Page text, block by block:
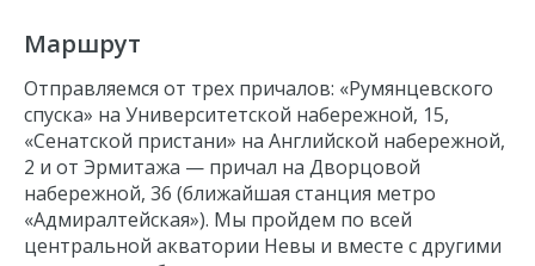
Троицкий мост
Большеохтинский мост
Адмиралтейство
Эрмитаж
Стрелка Васильевского острова
Петропавловская крепость
Маршрут
Отправляемся от трех причалов: «Румянцевского
спуска» на Университетской набережной, 15,
«Сенатской пристани» на Английской набережной,
2 и от Эрмитажа — причал на Дворцовой
набережной, 36 (ближайшая станция метро
«Адмиралтейская»). Мы пройдем по всей
центральной акватории Невы и вместе с другими